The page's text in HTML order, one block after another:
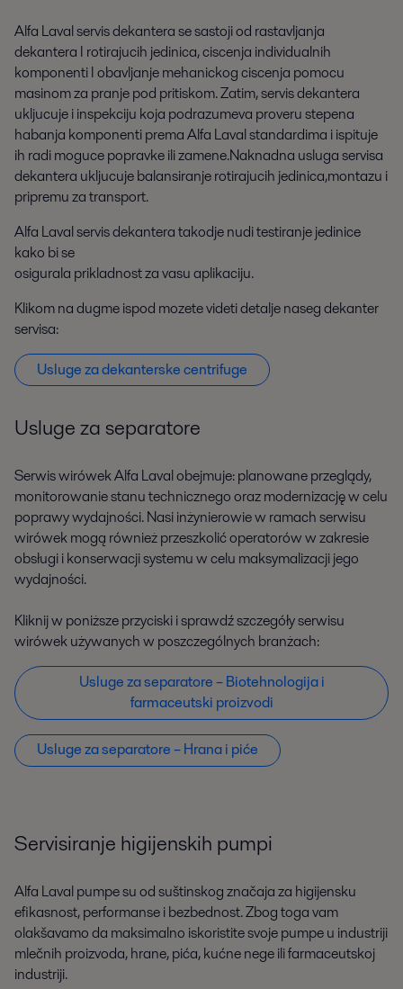
Alfa Laval servis dekantera se sastoji od rastavljanja
dekantera I rotirajucih jedinica, ciscenja individualnih
komponenti I obavljanje mehanickog ciscenja pomocu
masinom za pranje pod pritiskom. Zatim, servis dekantera
ukljucuje i inspekciju koja podrazumeva proveru stepena
habanja komponenti prema Alfa Laval standardima i ispituje
ih radi moguce popravke ili zamene.Naknadna usluga servisa
dekantera ukljucuje balansiranje rotirajucih jedinica,montazu i
pripremu za transport.
Alfa Laval servis dekantera takodje nudi testiranje jedinice
kako bi se
osigurala prikladnost za vasu aplikaciju.
Klikom na dugme ispod mozete videti detalje naseg dekanter
servisa:
Usluge za dekanterske centrifuge
Usluge za separatore
Serwis wirówek Alfa Laval obejmuje: planowane przeglądy,
monitorowanie stanu technicznego oraz modernizację w celu
poprawy wydajności. Nasi inżynierowie w ramach serwisu
wirówek mogą również przeszkolić operatorów w zakresie
obsługi i konserwacji systemu w celu maksymalizacji jego
wydajności.
Kliknij w poniższe przyciski i sprawdź szczegóły serwisu
wirówek używanych w poszczególnych branżach:
Usluge za separatore – Biotehnologija i
farmaceutski proizvodi
Usluge za separatore – Hrana i piće
Servisiranje higijenskih pumpi
Alfa Laval pumpe su od suštinskog značaja za higijensku
efikasnost, performanse i bezbednost. Zbog toga vam
olakšavamo da maksimalno iskoristite svoje pumpe u industriji
mlečnih proizvoda, hrane, pića, kućne nege ili farmaceutskoj
industriji.